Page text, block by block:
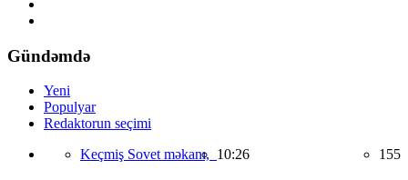
Gündəmdə
Yeni
Populyar
Redaktorun seçimi
Keçmiş Sovet məkanı, 10:26 155